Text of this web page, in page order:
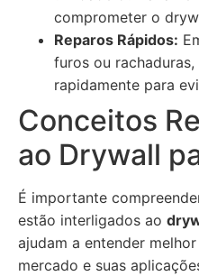
comprometer o
Reparos Rápidos:
furos ou
rapidamente para
Conceitos
ao Drywall
É importante
estão interligados ao
ajudam a entender
mercado e suas